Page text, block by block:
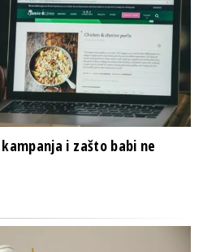
i zašto babi ne